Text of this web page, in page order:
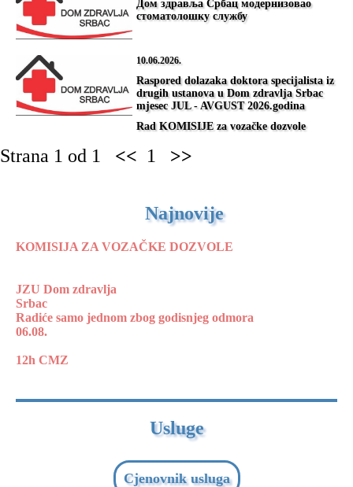
Дом здравља Србац модернизовао
стоматолошку службу
10.06.2026.
Raspored dolazaka doktora specijalista iz
drugih ustanova u Dom zdravlja Srbac
mjesec JUL - AVGUST 2026.godina
Rad KOMISIJE za vozačke dozvole
Strana 1 od 1 << 1 >>
Najnovije
KOMISIJA ZA VOZAČKE DOZVOLE
JZU Dom zdravlja
Srbac
Radiće samo jednom zbog godisnjeg odmora
06.08.
12h CMZ
Usluge
Cjenovnik usluga